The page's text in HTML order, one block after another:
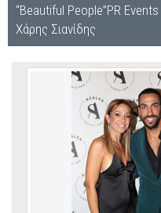
“Beautiful People”PR Events
Χάρης Σιανίδης